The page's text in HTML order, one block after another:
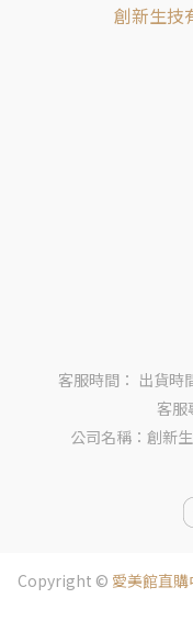
創新生技
客服時間： 出貨時
客
公司名稱：創新
Copyright © 愛美館直購